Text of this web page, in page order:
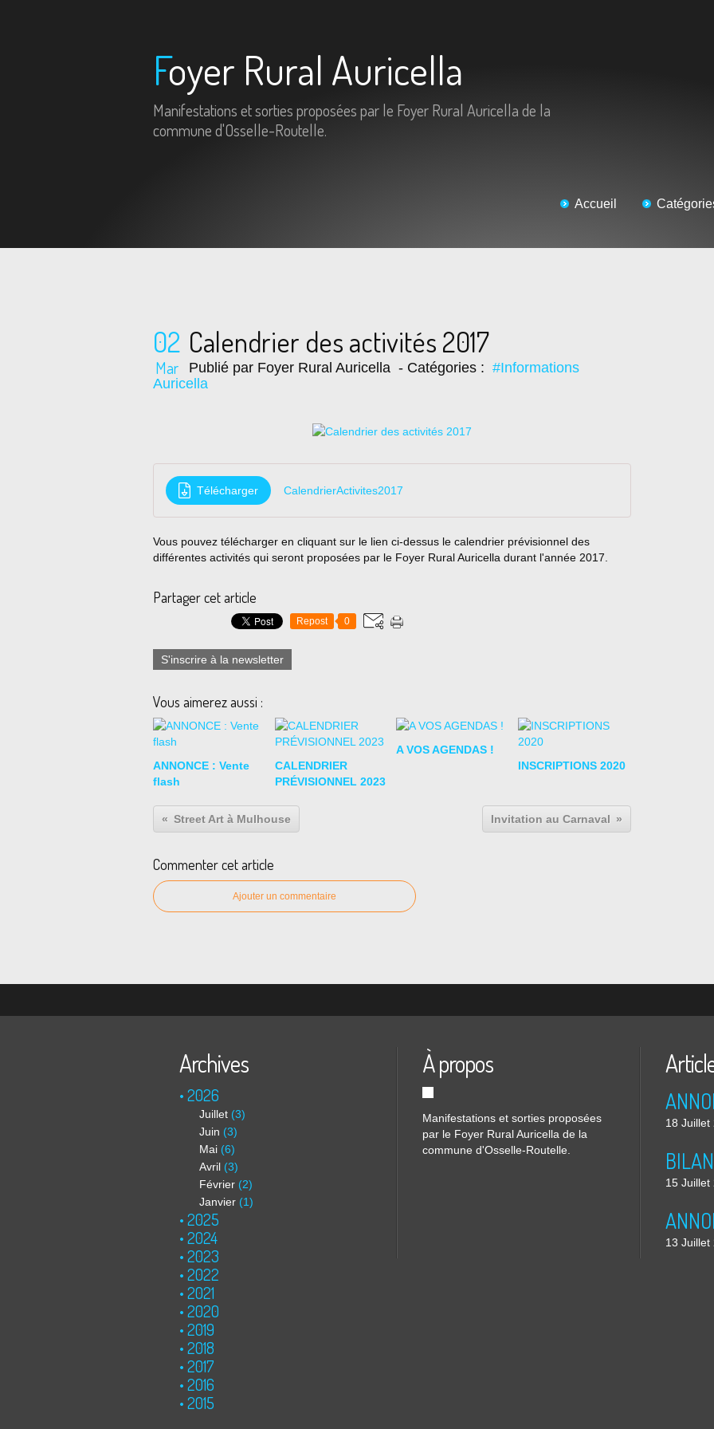
Foyer Rural Auricella
Manifestations et sorties proposées par le Foyer Rural Auricella de la
commune d'Osselle-Routelle.
Accueil
02
Mar
Calendrier des activités 2017
Publié par Foyer Rural Auricella - Catégories : #Informations
Auricella
Télécharger CalendrierActivites2017
Vous pouvez télécharger en cliquant sur le lien ci-dessus le calendrier prévisionnel des
différentes activités qui seront proposées par le Foyer Rural Auricella durant l'année 2017.
Partager cet article
Repost 0
S'inscrire à la newsletter
Vous aimerez aussi :
ANNONCE : Vente
flash
CALENDRIER
PRÉVISIONNEL 2023
A VOS AGENDAS !
INSCRIPTIONS 2020
Street Art à Mulhouse Invitation au Carnaval
Commenter cet article
Ajouter un commentaire
Archives
2026
Juillet (3)
Juin (3)
Mai (6)
Avril (3)
Février (2)
Janvier (1)
2025
2024
2023
2022
2021
2020
2019
2018
2017
2016
2015
À propos
Manifestations et sorties proposées
par le Foyer Rural Auricella de la
commune d'Osselle-Routelle.
18 Juillet
15 Juillet
13 Juillet